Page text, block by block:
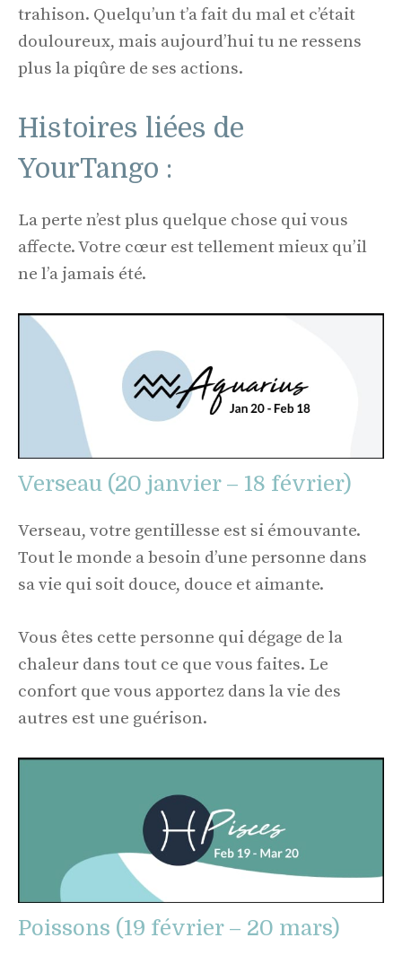
trahison. Quelqu’un t’a fait du mal et c’était
douloureux, mais aujourd’hui tu ne ressens
plus la piqûre de ses actions.
Histoires liées de
YourTango :
La perte n’est plus quelque chose qui vous
affecte. Votre cœur est tellement mieux qu’il
ne l’a jamais été.
Verseau (20 janvier – 18 février)
Verseau, votre gentillesse est si émouvante.
Tout le monde a besoin d’une personne dans
sa vie qui soit douce, douce et aimante.
Vous êtes cette personne qui dégage de la
chaleur dans tout ce que vous faites. Le
confort que vous apportez dans la vie des
autres est une guérison.
Poissons (19 février – 20 mars)